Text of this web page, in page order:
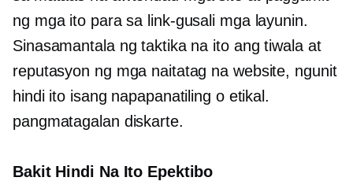
ng mga ito para sa link-gusali mga layunin.
Sinasamantala ng taktika na ito ang tiwala at
reputasyon ng mga naitatag na website, ngunit
hindi ito isang napapanatiling o etikal.
pangmatagalan diskarte.
Bakit Hindi Na Ito Epektibo